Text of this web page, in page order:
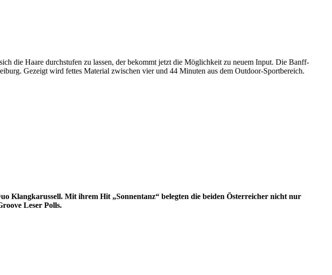
die Haare durchstufen zu lassen, der bekommt jetzt die Möglichkeit zu neuem Input. Die Banff-
Gezeigt wird fettes Material zwischen vier und 44 Minuten aus dem Outdoor-Sportbereich.
Klangkarussell. Mit ihrem Hit „Sonnentanz“ belegten die beiden Österreicher nicht nur
Leser Polls.